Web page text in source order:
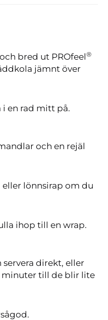
bred ut PROfeel®
jämnt över
i en rad mitt på.
och en rejäl
lönnsirap om du
ihop till en wrap.
servera direkt, eller
minuter till de blir lite